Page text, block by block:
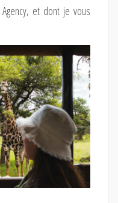
et dont je vous